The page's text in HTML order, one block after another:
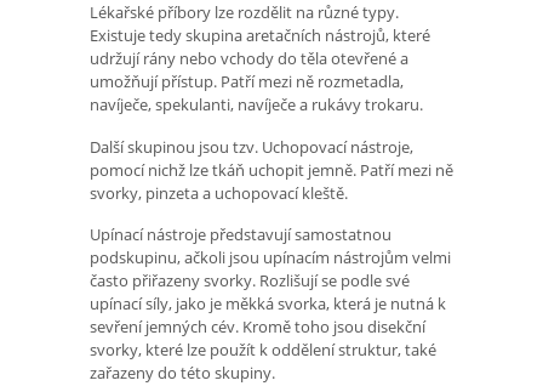
Lékařské příbory lze rozdělit na různé typy.
Existuje tedy skupina aretačních nástrojů, které
udržují rány nebo vchody do těla otevřené a
umožňují přístup. Patří mezi ně rozmetadla,
navíječe, spekulanti, navíječe a rukávy trokaru.
Další skupinou jsou tzv. Uchopovací nástroje,
pomocí nichž lze tkáň uchopit jemně. Patří mezi ně
svorky, pinzeta a uchopovací kleště.
Upínací nástroje představují samostatnou
podskupinu, ačkoli jsou upínacím nástrojům velmi
často přiřazeny svorky. Rozlišují se podle své
upínací síly, jako je měkká svorka, která je nutná k
sevření jemných cév. Kromě toho jsou disekční
svorky, které lze použít k oddělení struktur, také
zařazeny do této skupiny.